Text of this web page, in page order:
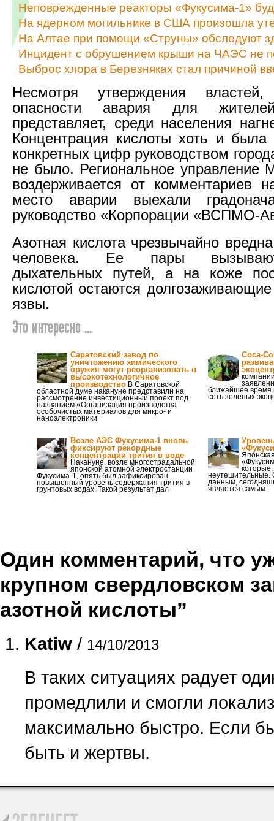
Неповрежденные реакторы «Фукусима-1»
На ядерном могильнике в США произошла
На Алтае при помощи «Струны» обследуют
Инцидент с обрушением крыши на ЧАЭС не
Выброс хлора в Березняках стал причиной
Несмотря утверждения
опасности авария для
представляет, среди населения
Концентрация кислоты хоть и
конкретных цифр руководством
не было. Региональное управление
воздерживается от комментариев
место аварии выехали
руководство «Корпорации «ВСПМО-
Азотная кислота чрезвычайно
человека. Ее пары
дыхательных путей, а на коже
кислотой остаются
язвы.
Это интересно ...
Саратовский завод по
уничтожению химического
оружия могут реорганизовать в
высокотехнологичное
производство В Саратовской
областной думе накануне представили на
рассмотрение инвестиционный проект под
названием «Организация производства
особочистых материалов для микро- и
наноэлектроники
Coca-
ближайшее время
сеть зеленых
Возле АЭС Фукусима-1 вновь
фиксируют рекордные
концентрации трития в воде
Накануне, возле многострадальной
японской атомной электростанции
Фукусима-1, опять был зафиксирован
повышенный уровень содержания трития в
грунтовых водах. Такой результат дал
неутешительные.
данным,
является самым
Один комментарий, что
крупном свердловском
азотной кислоты”
Katiw / 14/10/2013
В таких ситуациях радует
промедлили и смогли
максимально быстро. Если
быть и жертвы.